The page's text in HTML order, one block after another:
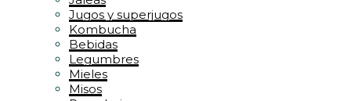
Jugos y superjugos
Kombucha
Bebidas
Legumbres
Mieles
Misos